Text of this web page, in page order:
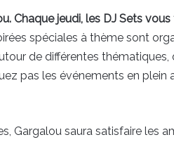
Chaque jeudi, les DJ Sets
spéciales à thème sont
de différentes thématiques,
pas les événements en plein
Gargalou saura satisfaire les